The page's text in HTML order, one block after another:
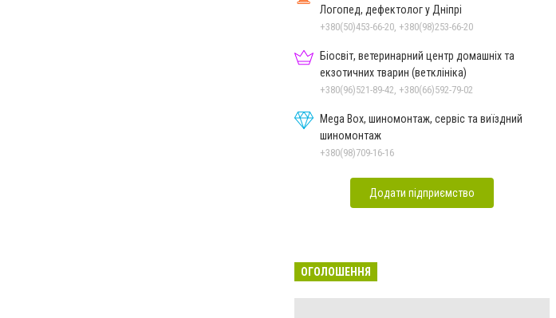
Логопед, дефектолог у Дніпрі
+380(50)453-66-20, +380(98)253-66-20
Біосвіт, ветеринарний центр домашніх та
екзотичних тварин (ветклініка)
+380(96)521-89-42, +380(66)592-79-02
Mega Box, шиномонтаж, сервіс та виїздний
шиномонтаж
+380(98)709-16-16
Додати підприємство
ОГОЛОШЕННЯ